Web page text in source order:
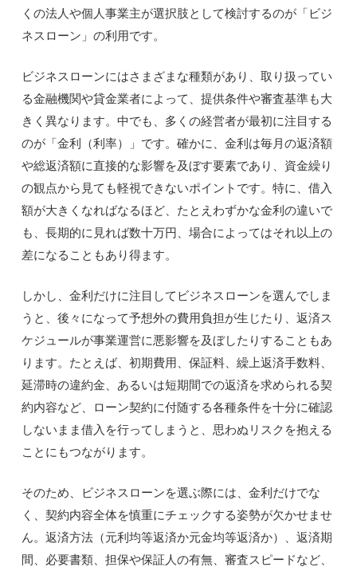
くの法人や個人事業主が選択肢として検討するのが「ビジ
ネスローン」の利用です。
ビジネスローンにはさまざまな種類があり、取り扱ってい
る金融機関や貸金業者によって、提供条件や審査基準も大
きく異なります。中でも、多くの経営者が最初に注目する
のが「金利（利率）」です。確かに、金利は毎月の返済額
や総返済額に直接的な影響を及ぼす要素であり、資金繰り
の観点から見ても軽視できないポイントです。特に、借入
額が大きくなればなるほど、たとえわずかな金利の違いで
も、長期的に見れば数十万円、場合によってはそれ以上の
差になることもあり得ます。
しかし、金利だけに注目してビジネスローンを選んでしま
うと、後々になって予想外の費用負担が生じたり、返済ス
ケジュールが事業運営に悪影響を及ぼしたりすることもあ
ります。たとえば、初期費用、保証料、繰上返済手数料、
延滞時の違約金、あるいは短期間での返済を求められる契
約内容など、ローン契約に付随する各種条件を十分に確認
しないまま借入を行ってしまうと、思わぬリスクを抱える
ことにもつながります。
そのため、ビジネスローンを選ぶ際には、金利だけでな
く、契約内容全体を慎重にチェックする姿勢が欠かせませ
ん。返済方法（元利均等返済か元金均等返済か）、返済期
間、必要書類、担保や保証人の有無、審査スピードなど、